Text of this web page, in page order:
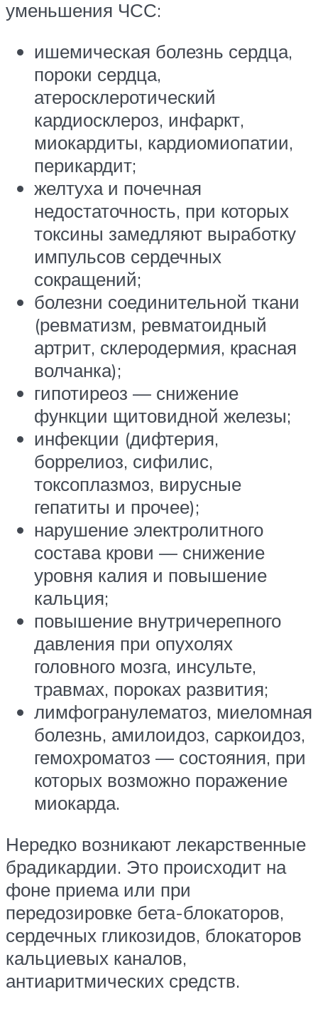
уменьшения ЧСС:
ишемическая болезнь сердца,
пороки сердца,
атеросклеротический
кардиосклероз, инфаркт,
миокардиты, кардиомиопатии,
перикардит;
желтуха и почечная
недостаточность, при которых
токсины замедляют выработку
импульсов сердечных
сокращений;
болезни соединительной ткани
(ревматизм, ревматоидный
артрит, склеродермия, красная
волчанка);
гипотиреоз — снижение
функции щитовидной железы;
инфекции (дифтерия,
боррелиоз, сифилис,
токсоплазмоз, вирусные
гепатиты и прочее);
нарушение электролитного
состава крови — снижение
уровня калия и повышение
кальция;
повышение внутричерепного
давления при опухолях
головного мозга, инсульте,
травмах, пороках развития;
лимфогранулематоз, миеломная
болезнь, амилоидоз, саркоидоз,
гемохроматоз — состояния, при
которых возможно поражение
миокарда.
Нередко возникают лекарственные
брадикардии. Это происходит на
фоне приема или при
передозировке бета-блокаторов,
сердечных гликозидов, блокаторов
кальциевых каналов,
антиаритмических средств.